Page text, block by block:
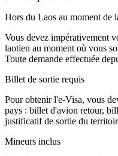
Hors du Laos au moment de
Vous devez impérativement
laotien au moment où vous
Toute demande effectuée
Billet de sortie requis
Pour obtenir l'e-Visa, vous
pays : billet d'avion retour,
justificatif de sortie du
Mineurs inclus